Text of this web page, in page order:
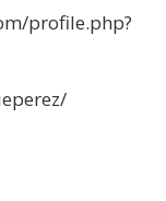
profile.php?